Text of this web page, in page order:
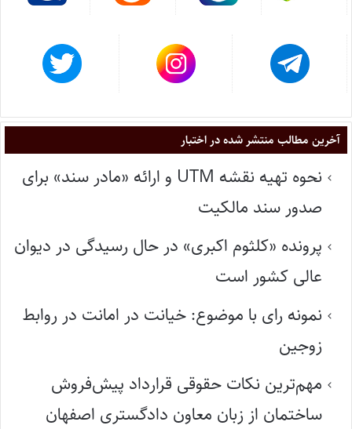
آخرین مطالب منتشر شده در اختبار
نحوه تهیه نقشه UTM و ارائه «مادر سند» برای
صدور سند مالکیت
پرونده «کلثوم اکبری» در حال رسیدگی در دیوان
عالی کشور است
نمونه رای با موضوع: خیانت در امانت در روابط
زوجین
مهم‌ترین نکات حقوقی قرارداد پیش‌فروش
ساختمان از زبان معاون دادگستری اصفهان